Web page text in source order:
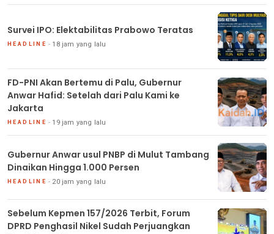
Survei IPO: Elektabilitas Prabowo Teratas
HEADLINE 18 jam yang lalu
FD-PNI Akan Bertemu di Palu, Gubernur
Anwar Hafid: Setelah dari Palu Kami ke
Jakarta
HEADLINE 19 jam yang lalu
Gubernur Anwar usul PNBP di Mulut Tambang
Dinaikan Hingga 1.000 Persen
HEADLINE 20 jam yang lalu
Sebelum Kepmen 157/2026 Terbit, Forum
DPRD Penghasil Nikel Sudah Perjuangkan